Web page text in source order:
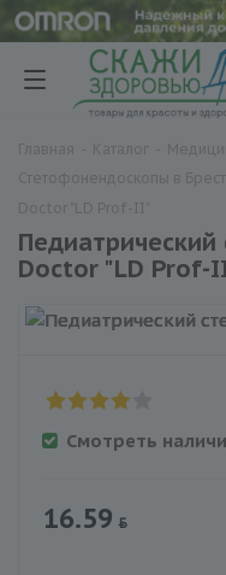
Doctor "LD Prof-
Смотреть
16.59